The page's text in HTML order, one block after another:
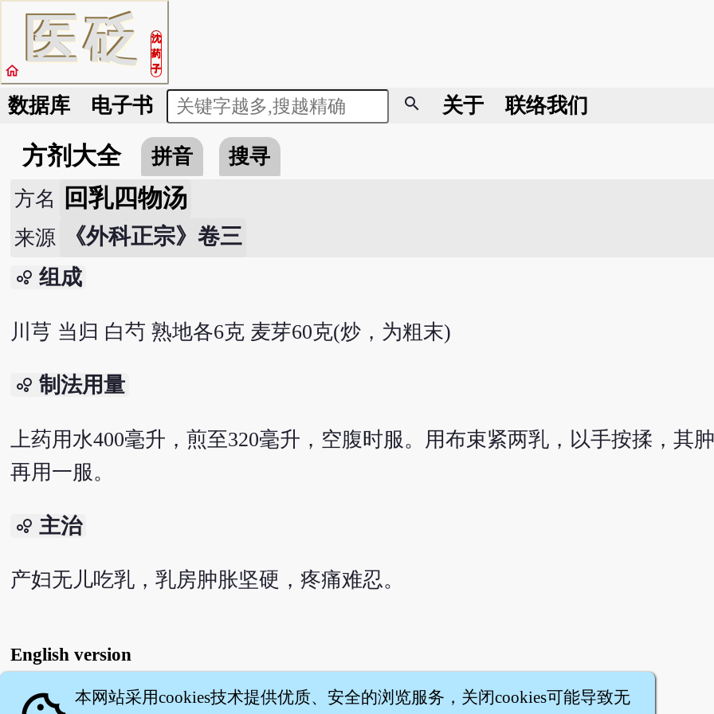
医砭
沈
药
子
home
数据库 电子书 search 关于 联络我们
方剂大全 拼音 搜寻
方名 回乳四物汤
来源 《外科正宗》卷三
bubble_chart 组成
川芎 当归 白芍 熟地各6克 麦芽60克(炒，为粗末)
bubble_chart 制法用量
上药用水400毫升，煎至320毫升，空腹时服。用布束紧两乳，以手按揉，其
再用一服。
bubble_chart 主治
产妇无儿吃乳，乳房肿胀坚硬，疼痛难忍。
English version
本网站采用cookies技术提供优质、安全的浏览服务，关闭cookies可能导致无